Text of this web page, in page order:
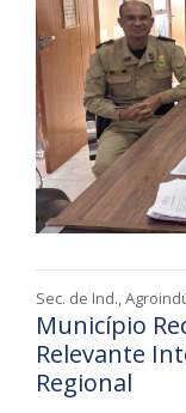
Sec. de Ind.,
Município
Relevante
Regional